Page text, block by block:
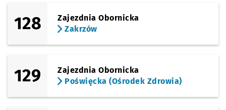
128
Zajezdnia Obornicka
Zakrzów
129
Zajezdnia Obornicka
Poświęcka (Ośrodek Zdrowia)